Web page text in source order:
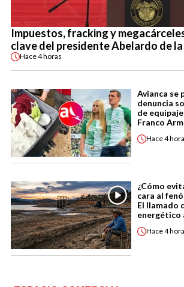
Impuestos, fracking y
clave del presidente Abelardo de
Hace4 horas
Avianca se
denuncia
de
Franco
Hace4
¿Cómo
cara al
El llamado
energético
Hace4